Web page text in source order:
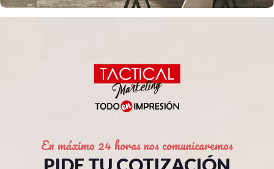
En máximo 24 horas nos comunicaremos
PIDE TU COTIZACIÓN